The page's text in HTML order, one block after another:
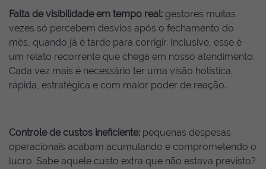
Falta de visibilidade em tempo real: gestores muitas
vezes só percebem desvios após o fechamento do
mês, quando já é tarde para corrigir. Inclusive, esse é
um relato recorrente que chega em nosso atendimento.
Cada vez mais é necessário ter uma visão holística,
rápida, estratégica e com maior poder de reação.
Controle de custos ineficiente: pequenas despesas
operacionais acabam acumulando e comprometendo o
lucro. Sabe aquele custo extra que não estava previsto?